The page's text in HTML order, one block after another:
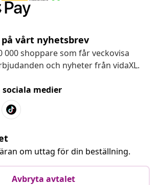
vårt nyhetsbrev
000 shoppare som får veckovisa
och nyheter från vidaXL.
medier
om uttag för din beställning.
Avbryta avtalet